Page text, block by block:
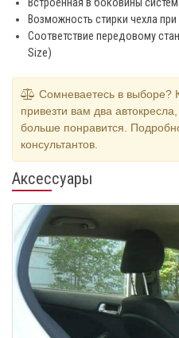
Возможность стирки чехла при
Соответствие передовому
Size)
Сомневаетесь в выборе?
привезти вам два
больше понравится.
консультантов.
Аксессуары